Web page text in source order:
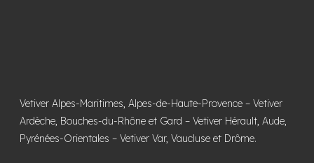
Vetiver Alpes-Maritimes, Alpes-de-Haute-Provence –Vetiver
Ardèche, Bouches-du-Rhône et Gard –Vetiver Hérault, Aude,
Pyrénées-Orientales –Vetiver Var, Vaucluse et Drôme.